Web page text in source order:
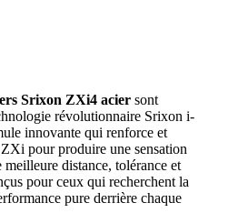
Srixon ZXi4 acier sont
révolutionnaire Srixon i-
innovante qui renforce et
pour produire une sensation
meilleure distance, tolérance et
pour ceux qui recherchent la
pure derrière chaque